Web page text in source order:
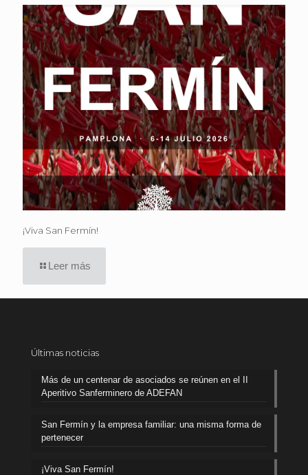
¡Viva San Fermín!
Leer más
Últimas noticias
Más de un centenar de asociados se reúnen en el II
Aperitivo Sanferminero de ADEFAN
San Fermín y la empresa familiar: una misma forma de
pertenecer
¡Viva San Fermín!